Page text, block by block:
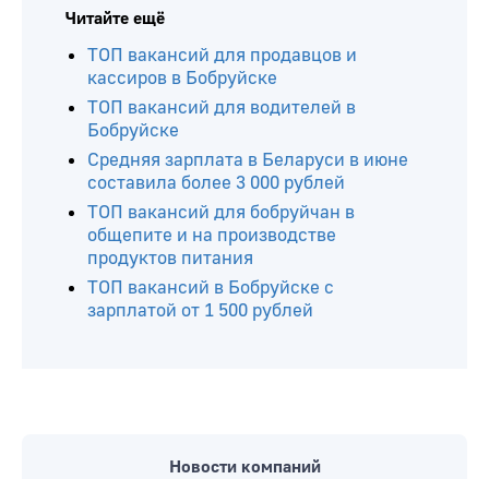
Читайте ещё
ТОП вакансий для продавцов и
кассиров в Бобруйске
ТОП вакансий для водителей в
Бобруйске
Средняя зарплата в Беларуси в июне
составила более 3 000 рублей
ТОП вакансий для бобруйчан в
общепите и на производстве
продуктов питания
ТОП вакансий в Бобруйске с
зарплатой от 1 500 рублей
Новости компаний